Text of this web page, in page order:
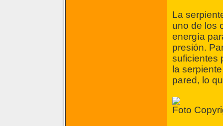
La
uno de los
energía
presión.
suficientes
la
pared, lo
Foto